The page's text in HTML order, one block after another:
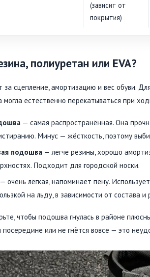
(зависит от
покрытия)
полиуретан или EVA?
сцепление, амортизацию и вес обуви.
могла естественно перекатываться при
— самая распространённая. Она
Минус — жёсткость, поэтому
подошва — легче резины, хорошо
Подходит для городской носки.
— очень лёгкая, напоминает пену.
на льду, в зависимости от состава и
чтобы подошва гнулась в районе
посередине или не гнётся вовсе — это